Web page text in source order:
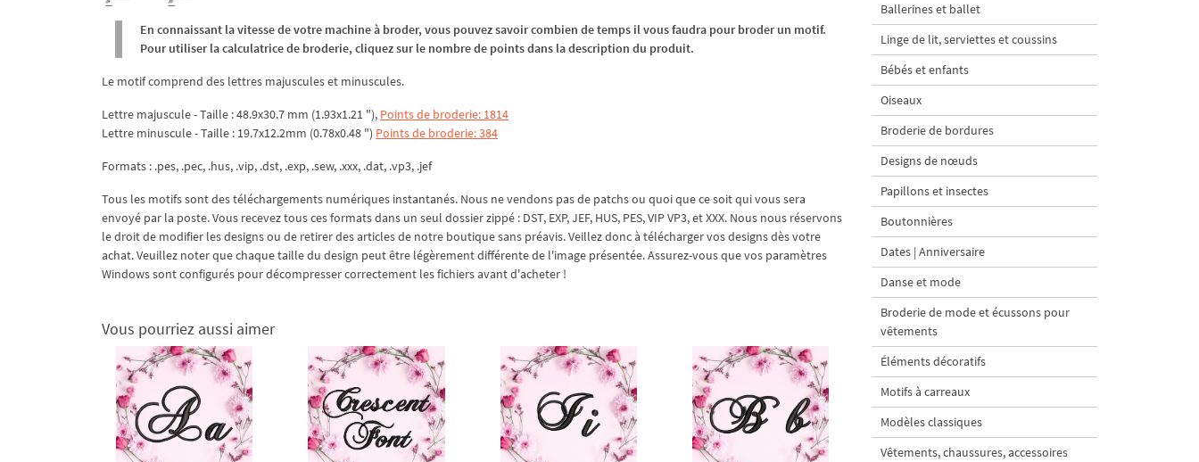
En connaissant la vitesse de votre machine à broder, vous pouvez savoir combien de temps il vous faudra pour broder un motif.
Pour utiliser la calculatrice de broderie, cliquez sur le nombre de points dans la description du produit.
Le motif comprend des lettres majuscules et minuscules.
Lettre majuscule - Taille : 48.9x30.7 mm (1.93x1.21 "), Points de broderie: 1814
Lettre minuscule - Taille : 19.7x12.2mm (0.78x0.48 ") Points de broderie: 384
Formats : .pes, .pec, .hus, .vip, .dst, .exp, .sew, .xxx, .dat, .vp3, .jef
Tous les motifs sont des téléchargements numériques instantanés. Nous ne vendons pas de patchs ou quoi que ce soit qui vous sera
envoyé par la poste. Vous recevez tous ces formats dans un seul dossier zippé : DST, EXP, JEF, HUS, PES, VIP VP3, et XXX. Nous nous réservons
le droit de modifier les designs ou de retirer des articles de notre boutique sans préavis. Veillez donc à télécharger vos designs dès votre
achat. Veuillez noter que chaque taille du design peut être légèrement différente de l'image présentée. Assurez-vous que vos paramètres
Windows sont configurés pour décompresser correctement les fichiers avant d'acheter !
Vous pourriez aussi aimer
Ballerines et ballet
Linge de lit, serviettes et coussins
Bébés et enfants
Oiseaux
Broderie de bordures
Designs de nœuds
Papillons et insectes
Boutonnières
Dates | Anniversaire
Danse et mode
Broderie de mode et écussons pour
vêtements
Éléments décoratifs
Motifs à carreaux
Modèles classiques
Vêtements, chaussures, accessoires